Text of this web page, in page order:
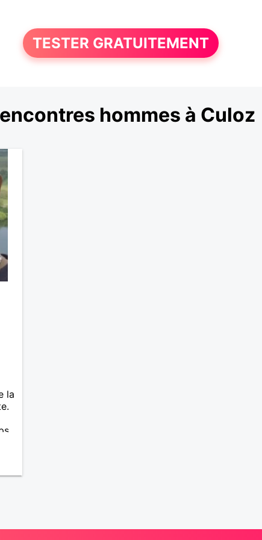
TESTER GRATUITEMENT
hommes à Culoz
la